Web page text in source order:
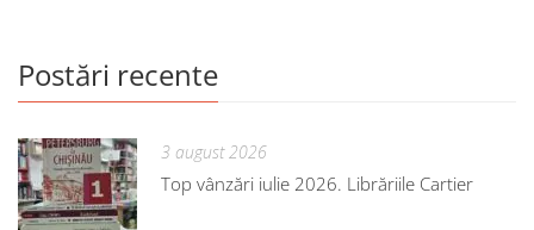
Postări recente
3 august 2026
Top vânzări iulie 2026. Librăriile Cartier